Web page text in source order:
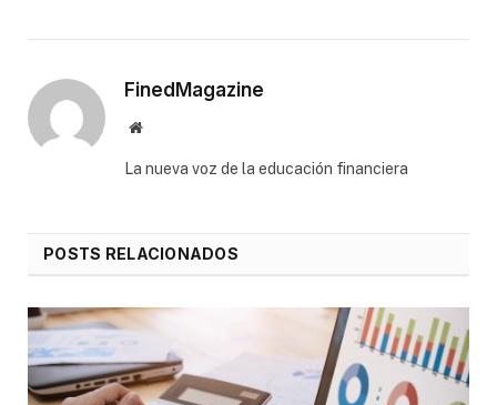
FinedMagazine
Website
⁠La nueva voz de la educación financiera
POSTS RELACIONADOS